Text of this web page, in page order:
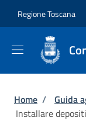
Regione Toscana
Briciole
Home / Guida
Installare